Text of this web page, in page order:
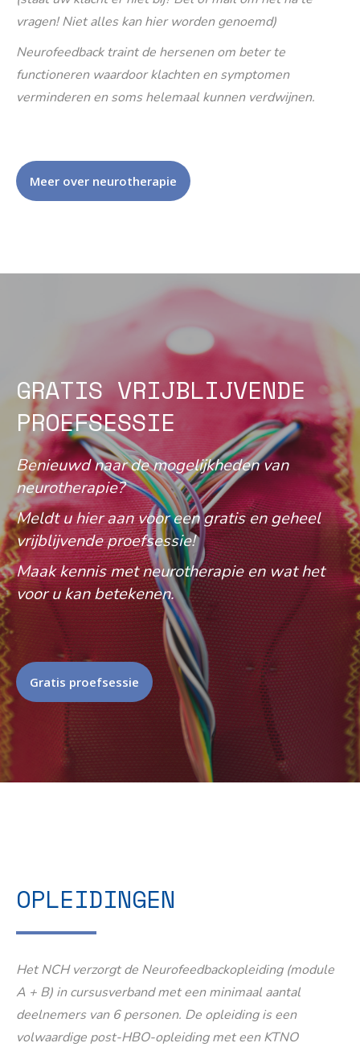
vragen! Niet alles kan hier worden genoemd)
Neurofeedback traint de hersenen om beter te
functioneren waardoor klachten en symptomen
verminderen en soms helemaal kunnen verdwijnen.
Meer over neurotherapie
GRATIS VRIJBLIJVENDE
PROEFSESSIE
Benieuwd naar de mogelijkheden van
neurotherapie?
Meldt u hier aan voor een gratis en geheel
vrijblijvende proefsessie!
Maak kennis met neurotherapie en wat het
voor u kan betekenen.
Gratis proefsessie
OPLEIDINGEN
Het NCH verzorgt de Neurofeedbackopleiding (module
A + B) in cursusverband met een minimaal aantal
deelnemers van 6 personen. De opleiding is een
volwaardige post-HBO-opleiding met een KTNO